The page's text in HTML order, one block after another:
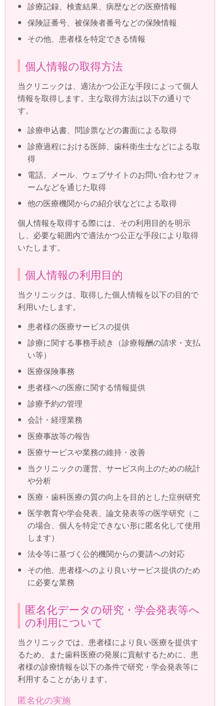
診療記録、検査結果、病歴などの医療情報
保険証番号、被保険者番号などの保険情報
その他、患者様を特定できる情報
個人情報の取得方法
当クリニックは、適法かつ公正な手段によって個人
情報を取得します。主な取得方法は以下の通りで
す。
診療申込書、問診票などの書面による取得
診療過程における医師、歯科衛生士などによる取
得
電話、メール、ウェブサイトのお問い合わせフォ
ームなどを通じた取得
他の医療機関からの紹介状などによる取得
個人情報を取得する際には、その利用目的を明示
し、必要な範囲内で適法かつ公正な手段により取得
いたします。
個人情報の利用目的
当クリニックは、取得した個人情報を以下の目的で
利用いたします。
患者様の医療サービスの提供
診療に関する事務手続き（診療報酬の請求・支払
い等）
医療保険事務
患者様への医療に関する情報提供
診療予約の管理
会計・経理業務
医療事故等の報告
医療サービスや業務の維持・改善
当クリニックの運営、サービス向上のための統計
や分析
医療・歯科医療の質の向上を目的とした症例研究
医学教育や学会発表、論文発表等の医学研究（こ
の場合、個人を特定できない形に匿名化して使用
します）
法令等に基づく公的機関からの要請への対応
その他、患者様へのより良いサービス提供のため
に必要な業務
匿名化データの研究・学会発表等へ
の利用について
当クリニックでは、患者様により良い医療を提供す
るため、また歯科医療の発展に貢献するために、患
者様の診療情報を以下の条件で研究・学会発表等に
利用することがあります。
匿名化の実施